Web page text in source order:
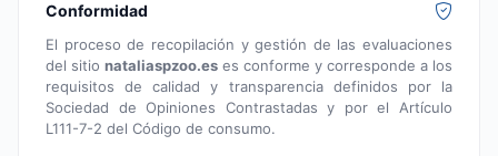
Conformidad
El proceso de recopilación y gestión de las evaluaciones
del sitio nataliaspzoo.es es conforme y corresponde a los
requisitos de calidad y transparencia definidos por la
Sociedad de Opiniones Contrastadas y por el Artículo
L111-7-2 del Código de consumo.